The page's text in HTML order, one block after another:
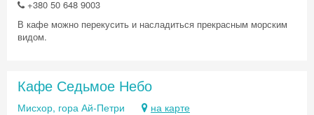
+380 50 648 9003
В кафе можно перекусить и насладиться прекрасным морским
видом.
Кафе Седьмое Небо
Мисхор, гора Ай-Петри на карте